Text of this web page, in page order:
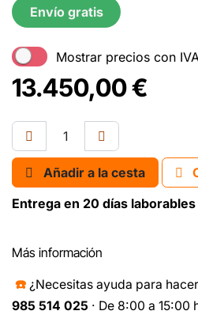
Envío gratis
Mostrar precios con
13.450,00€
Añadir a la cesta
Entrega en 20 días laborables
Más información
☎️ ¿Necesitas ayuda para
985 514 025 · De 8:00 a 15:00